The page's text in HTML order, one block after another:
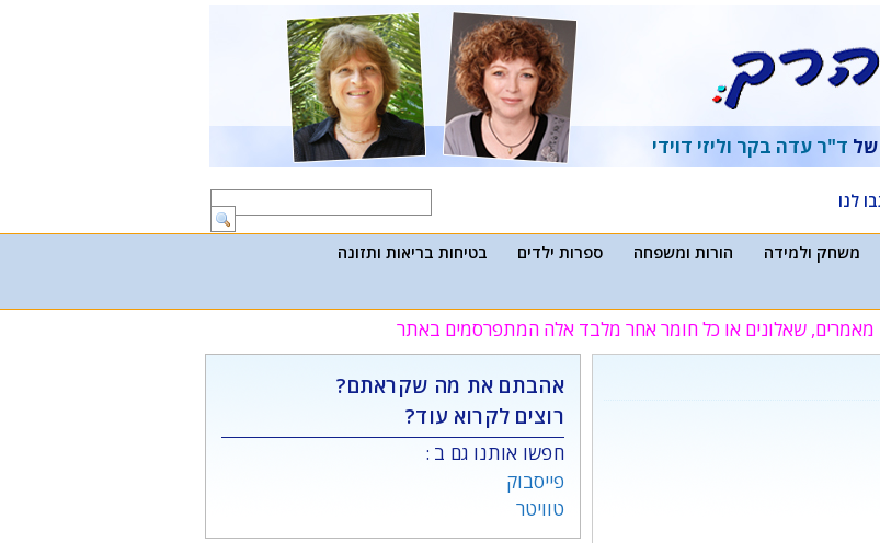
של ד"ר עדה בקר וליזי דוידי
לנו
משחק ולמידה הורות ומשפחה ספרות ילדים
בטיחות בריאות ותזונה
מאמרים, שאלונים או כל חומר אחר מלבד אלה המתפרסמים באתר
אהבתם את מה שקראתם?
רוצים לקרוא עוד?
חפשו אותנו גם ב :
פייסבוק
טוויטר